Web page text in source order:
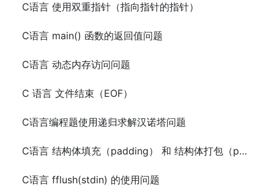
C语言 使用双重指针（指向指针的指针）
C语言 main() 函数的返回值问题
C语言 动态内存访问问题
C 语言 文件结束（EOF）
C语言编程题使用递归求解汉诺塔问题
C语言 结构体填充（padding） 和 结构体打包（packing）
C语言 fflush(stdin) 的使用问题